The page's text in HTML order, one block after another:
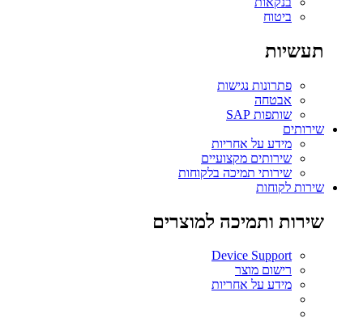
ביטוח
תעשיות
פתרונות נגישות
אבטחה
שותפות SAP
שירותים
מידע על אחריות
שירותים מקצועיים
שירותי תמיכה בלקוחות
שירות לקוחות
שירות ותמיכה למוצרים
Device Support
רישום מוצר
מידע על אחריות